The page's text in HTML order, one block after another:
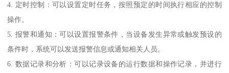
4. 定时控制：可以设置定时任务，按照预定的时间执行相应的控制
操作。
5. 报警和通知：可以设置报警条件，当设备发生异常或触发预设的
条件时，系统可以发送报警信息或通知相关人员。
6. 数据记录和分析：可以记录设备的运行数据和操作记录，并进行